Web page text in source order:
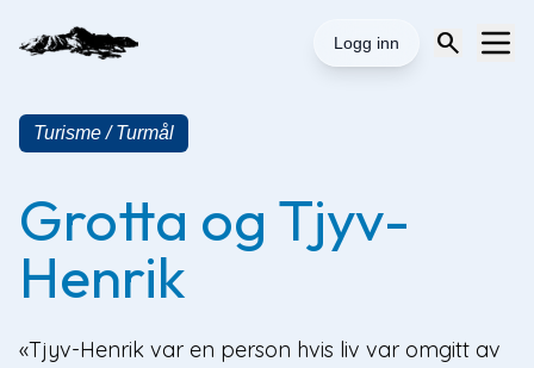
Logg inn search
Turisme / Turmål
Grotta og Tjyv-
Henrik
«Tjyv-Henrik var en person hvis liv var omgitt av